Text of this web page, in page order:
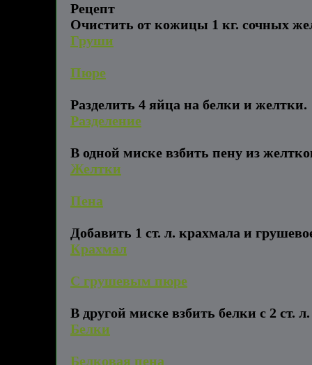
Рецепт
Очистить от кожицы 1 кг. cочных
Груши
Пюре
Разделить 4 яйца на белки и желтки.
Разделение
В одной миске взбить пену из
Желтки
Пена
Добавить 1 ст. л. крахмала и
Крахмал
С грушевым пюре
В другой миске взбить белки с 2 ст. л.
Белки
Белковая пена